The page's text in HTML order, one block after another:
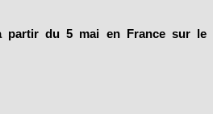
partir du 5 mai en France sur le